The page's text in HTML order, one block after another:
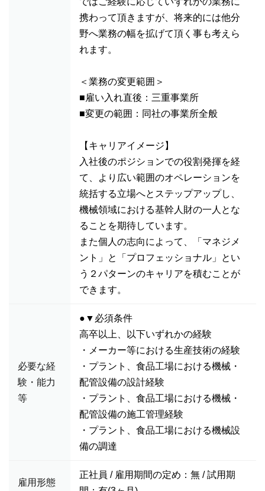
携わって頂きますが、将来的には他分
野へ業務の幅を拡げて頂く事も考えら
れます。
＜業務の変更範囲＞
■雇い入れ直後：三重事業所
■変更の範囲：同社の事業所全般
【キャリアイメージ】
入社後のポジションでの役割発揮を経
て、より広い範囲のオペレーションを
統括する立場へとステップアップし、
機械領域における基幹人財の一人とな
ることを期待しています。
また個人の志向によって、「マネジメ
ント」と「プロフェッショナル」とい
う２パターンのキャリアを積むことが
できます。
必要な経
験・能力
等
●▼必須条件
高卒以上、以下いずれかの経験
・メーカー等における生産技術の経験
・プラント、食品工場における機械・
配管設備の設計経験
・プラント、食品工場における機械・
配管設備の施工管理経験
・プラント、食品工場における機械設
備の調達
雇用形態
正社員 / 雇用期間の定め：無 / 試用期